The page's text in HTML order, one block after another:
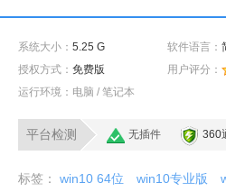
系统大小： 5.25 G 软件语言：
授权方式： 免费版 用户评分：
运行环境：电脑 / 笔记本
平台检测 无插件 360
标签： win10 64位 win10专业版